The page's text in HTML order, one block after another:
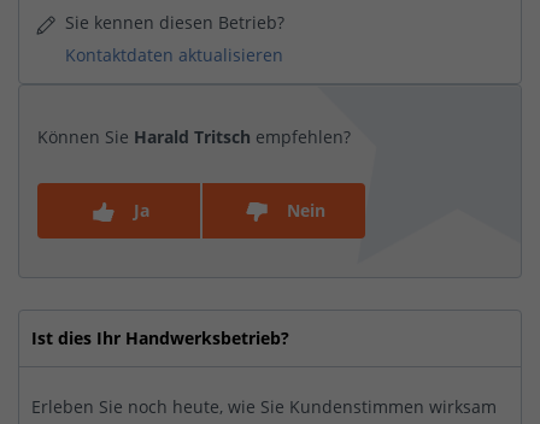
Sie kennen diesen Betrieb?
Kontaktdaten aktualisieren
Können Sie Harald Tritsch empfehlen?
Ja Nein
Ist dies Ihr Handwerksbetrieb?
Erleben Sie noch heute, wie Sie Kundenstimmen wirksam